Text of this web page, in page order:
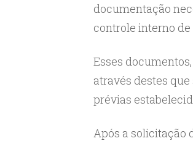
documentação
controle interno
Esses
através destes
prévias
Após a solicitação